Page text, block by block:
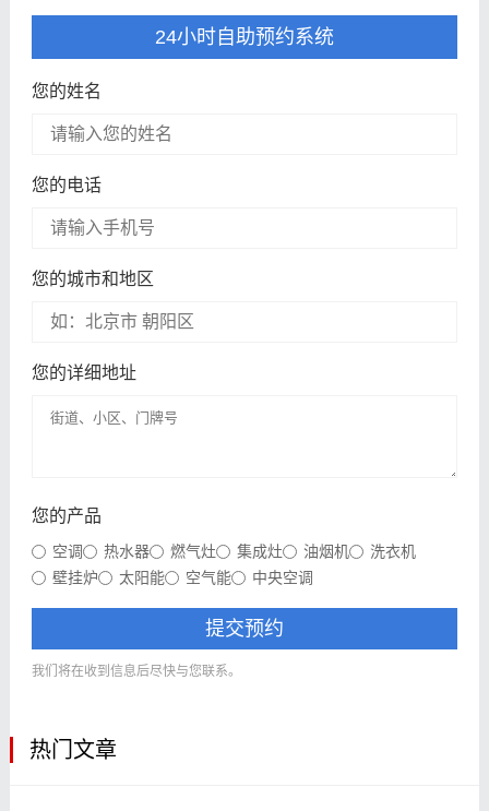
24小时自助预约系统
您的姓名
您的电话
您的城市和地区
您的详细地址
您的产品
空调 热水器 燃气灶 集成灶 油烟机
洗衣机
壁挂炉
太阳能 空气能 中央空调
提交预约
我们将在收到信息后尽快与您联系。
热门文章